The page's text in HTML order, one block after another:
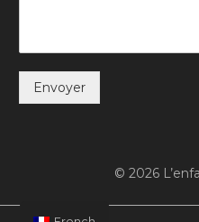
Envoyer
© 2026